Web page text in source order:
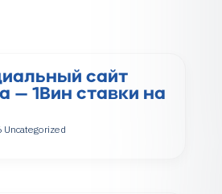
сайт
— 1Вин ставки на
Uncategorized